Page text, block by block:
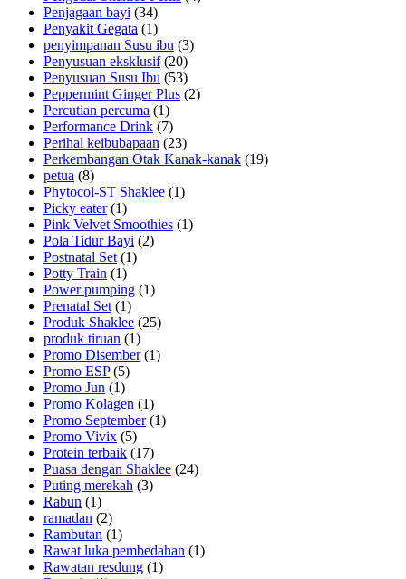
Penjagaan bayi (34)
Penyakit Gegata (1)
penyimpanan Susu ibu (3)
Penyusuan eksklusif(20)
Penyusuan Susu Ibu (53)
Peppermint Ginger Plus (2)
Percutian percuma (1)
Performance Drink (7)
Perihal keibubapaan (23)
Perkembangan Otak Kanak-kanak (19)
petua (8)
Phytocol-ST Shaklee (1)
Picky eater(1)
Pink Velvet Smoothies (1)
Pola Tidur Bayi (2)
Postnatal Set (1)
Potty Train (1)
Power pumping (1)
Prenatal Set (1)
Produk Shaklee (25)
produk tiruan (1)
Promo Disember(1)
Promo ESP(5)
Promo Jun (1)
Promo Kolagen (1)
Promo September(1)
Promo Vivix (5)
Protein terbaik (17)
Puasa dengan Shaklee (24)
Puting merekah (3)
Rabun (1)
ramadan (2)
Rambutan (1)
Rawat luka pembedahan (1)
Rawatan resdung (1)